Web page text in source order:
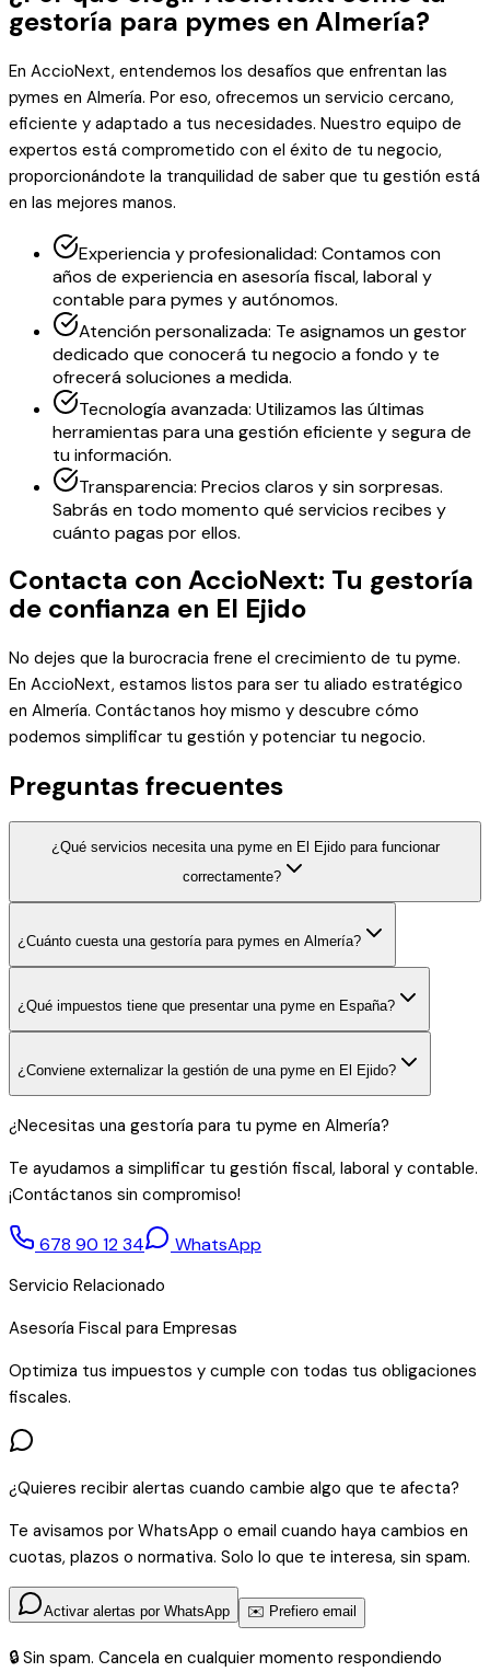
gestoría para pymes en Almería?
En AccioNext, entendemos los desafíos que enfrentan las
pymes en Almería. Por eso, ofrecemos un servicio cercano,
eficiente y adaptado a tus necesidades. Nuestro equipo de
expertos está comprometido con el éxito de tu negocio,
proporcionándote la tranquilidad de saber que tu gestión está
en las mejores manos.
Experiencia y profesionalidad: Contamos con
años de experiencia en asesoría fiscal, laboral y
contable para pymes y autónomos.
Atención personalizada: Te asignamos un gestor
dedicado que conocerá tu negocio a fondo y te
ofrecerá soluciones a medida.
Tecnología avanzada: Utilizamos las últimas
herramientas para una gestión eficiente y segura de
tu información.
Transparencia: Precios claros y sin sorpresas.
Sabrás en todo momento qué servicios recibes y
cuánto pagas por ellos.
Contacta con AccioNext: Tu gestoría
de confianza en El Ejido
No dejes que la burocracia frene el crecimiento de tu pyme.
En AccioNext, estamos listos para ser tu aliado estratégico
en Almería. Contáctanos hoy mismo y descubre cómo
podemos simplificar tu gestión y potenciar tu negocio.
Preguntas frecuentes
¿Qué servicios necesita una pyme en El Ejido para funcionar
correctamente?
¿Cuánto cuesta una gestoría para pymes en Almería?
¿Qué impuestos tiene que presentar una pyme en España?
¿Conviene externalizar la gestión de una pyme en El Ejido?
¿Necesitas una gestoría para tu pyme en Almería?
Te ayudamos a simplificar tu gestión fiscal, laboral y contable.
¡Contáctanos sin compromiso!
678 90 12 34 WhatsApp
Servicio Relacionado
Asesoría Fiscal para Empresas
Optimiza tus impuestos y cumple con todas tus obligaciones
fiscales.
¿Quieres recibir alertas cuando cambie algo que te afecta?
Te avisamos por WhatsApp o email cuando haya cambios en
cuotas, plazos o normativa. Solo lo que te interesa, sin spam.
Activar alertas por WhatsApp ✉️ Prefiero email
🔒 Sin spam. Cancela en cualquier momento respondiendo